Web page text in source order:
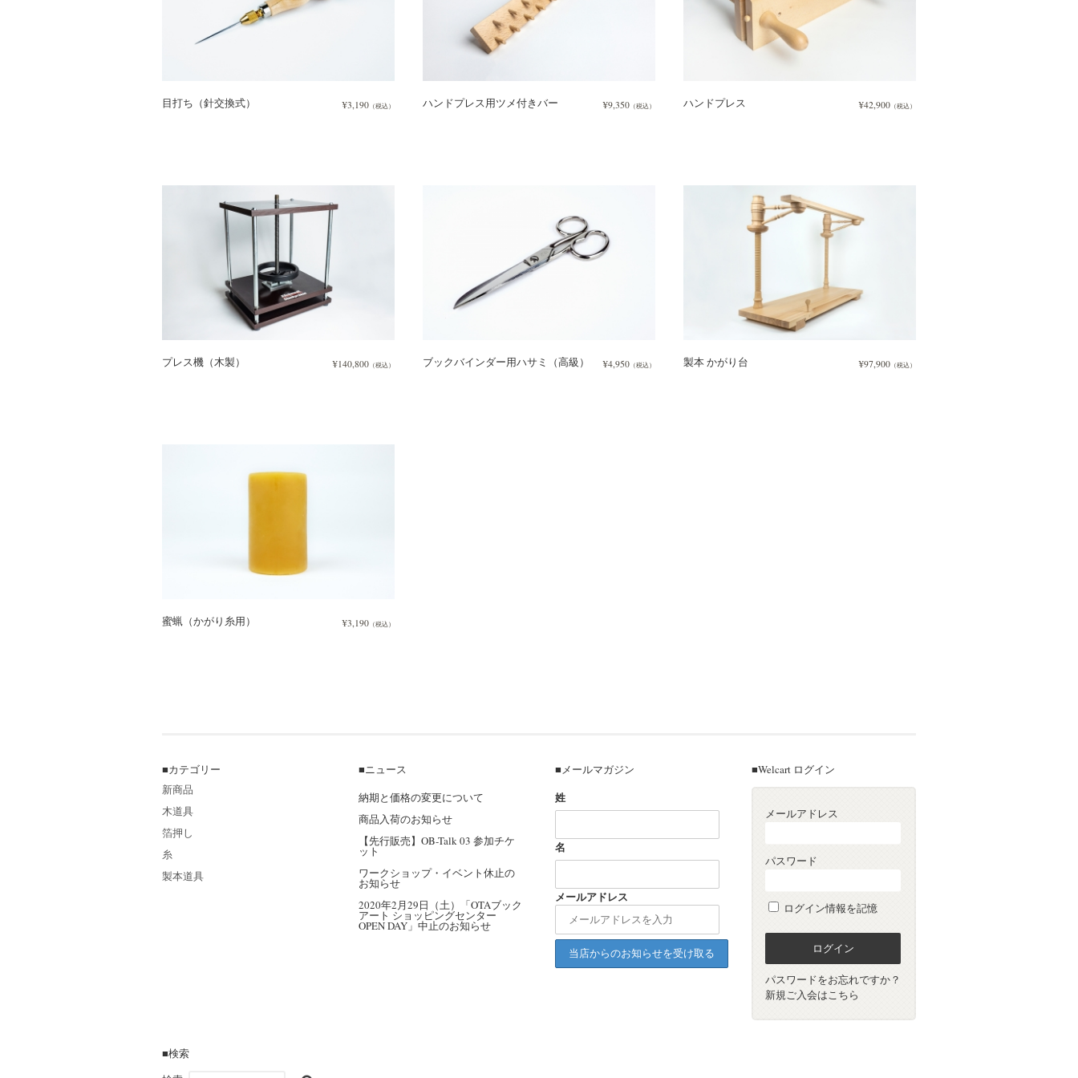
目打ち（針交換式） ¥3,190 （税込） ハンドプレス用ツメ付きバー ¥9,350 （税込） ハンドプレス ¥42,900 （税込）
プレス機（木製） ¥140,800 （税込） ブックバインダー用ハサミ（高級） ¥4,950 （税込） 製本 かがり台 ¥97,900 （税込）
蜜蝋（かがり糸用） ¥3,190 （税込）
■カテゴリー
新商品
木道具
箔押し
糸
製本道具
■ニュース
納期と価格の変更について
商品入荷のお知らせ
【先行販売】OB-Talk 03 参加チケ
ット
ワークショップ・イベント休止の
お知らせ
2020年2月29日（土）「OTAブック
アート ショッピングセンター
OPEN DAY」中止のお知らせ
■メールマガジン
姓
名
メールアドレス
■Welcart ログイン
メールアドレス
パスワード
ログイン情報を記憶
パスワードをお忘れですか？
新規ご入会はこちら
■検索